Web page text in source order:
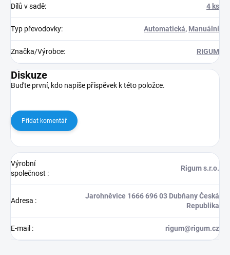
Dílů v sadě: 4 ks
Typ převodovky: Automatická, Manuální
Značka/Výrobce: RIGUM
Diskuze
Buďte první, kdo napíše příspěvek k této položce.
Přidat komentář
Výrobní
společnost :
Rigum s.r.o.
Adresa :
Jarohněvice 1666 696 03 Dubňany Česká
Republika
E-mail : rigum@rigum.cz